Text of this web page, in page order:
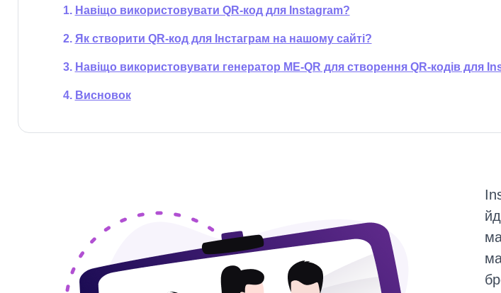
Навіщо використовувати QR-код для Instagram?
Як створити QR-код для Інстаграм на нашому сайті?
Навіщо використовувати генератор ME-QR для створення QR-кодів для
Висновок